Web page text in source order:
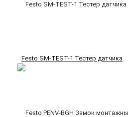
Festo SM-TEST-1 Тестер датчика